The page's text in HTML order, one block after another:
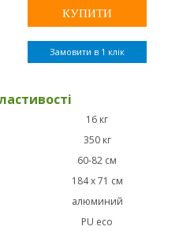
Замовити в 1 клік
16 кг
350 кг
60-82 см
184 х 71 см
алюминий
PU eco